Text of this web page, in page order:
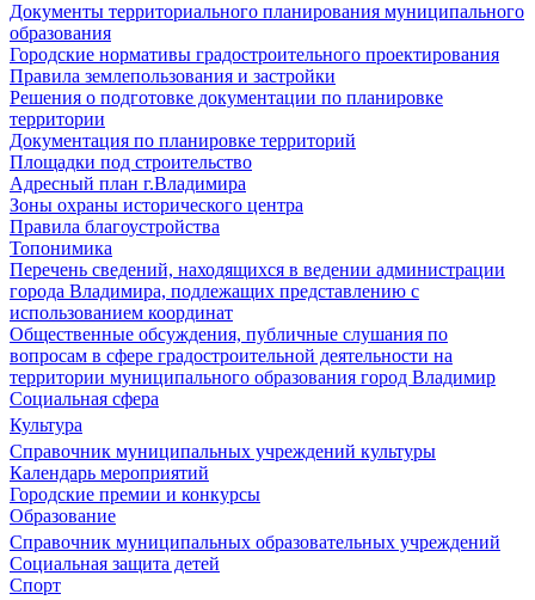
Документы территориального планирования муниципального
образования
Городские нормативы градостроительного проектирования
Правила землепользования и застройки
Решения о подготовке документации по планировке
территории
Документация по планировке территорий
Площадки под строительство
Адресный план г.Владимира
Зоны охраны исторического центра
Правила благоустройства
Топонимика
Перечень сведений, находящихся в ведении администрации
города Владимира, подлежащих представлению с
использованием координат
Общественные обсуждения, публичные слушания по
вопросам в сфере градостроительной деятельности на
территории муниципального образования город Владимир
Социальная сфера
Культура
Справочник муниципальных учреждений культуры
Календарь мероприятий
Городские премии и конкурсы
Образование
Справочник муниципальных образовательных учреждений
Социальная защита детей
Спорт